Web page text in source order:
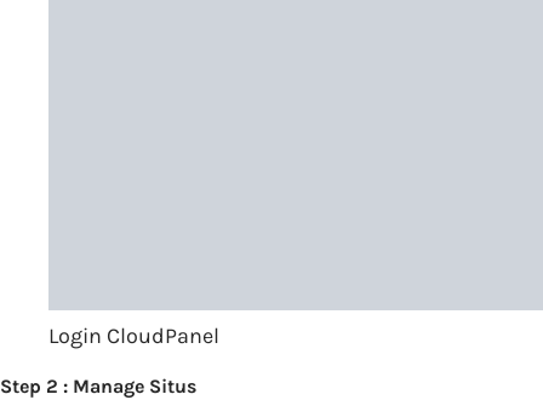
Login CloudPanel
Step 2 : Manage Situs